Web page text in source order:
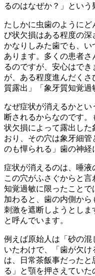
るのはなぜか？」という
たしかに虫歯のように
び状欠損はある程度の深
かなりしみた歯でも、い
あります。多くの患者
るのですが、安心はで
が、ある程度進んだく
質露出」「象牙質知覚過
なぜ症状が消えるかと
断されるからなのです
状欠損によって露出した
おり、その穴は象牙細
のも憚られる」歯の神経
症状が消えるのは、唾
この穴がふさぐからと
知覚過敏に限ったこと
加わると、歯の内側から
刺激を遮断しようとしま
と呼んでいます。
例えば原始人は「砂の混
いたわけで、「歯が欠
は、日常茶飯事だった
る」と顎を押さえてい